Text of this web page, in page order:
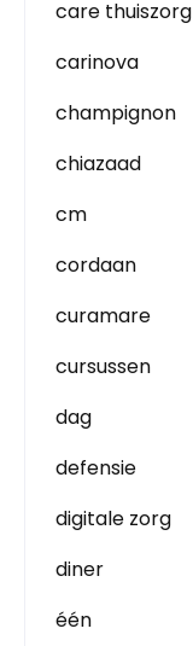
care thuiszorg
carinova
champignon
chiazaad
cm
cordaan
curamare
cursussen
dag
defensie
digitale zorg
diner
één